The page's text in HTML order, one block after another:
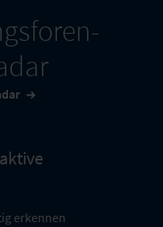
erkennen